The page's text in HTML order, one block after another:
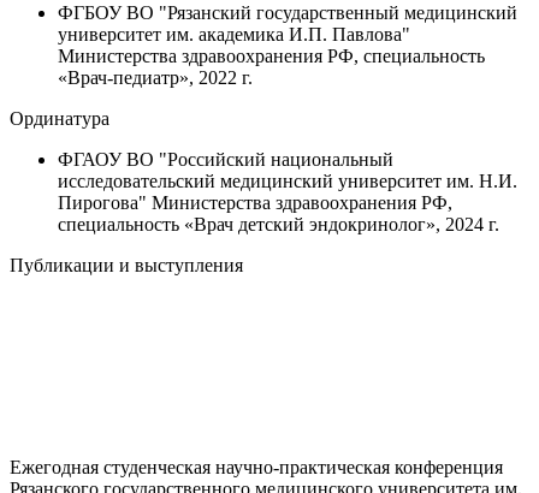
ФГБОУ ВО "Рязанский государственный медицинский
университет им. академика И.П. Павлова"
Министерства здравоохранения РФ, специальность
«Врач-педиатр», 2022 г.
Ординатура
ФГАОУ ВО "Российский национальный
исследовательский медицинский университет им. Н.И.
Пирогова" Министерства здравоохранения РФ,
специальность «Врач детский эндокринолог», 2024 г.
Публикации и выступления
Ежегодная студенческая научно-практическая конференция
Рязанского государственного медицинского университета им.